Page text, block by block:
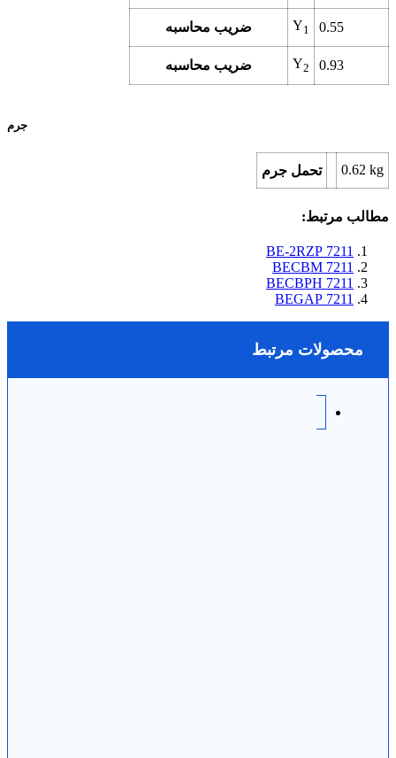
ضریب محاسبه Y1 0.55
ضریب محاسبه Y2 0.93
جرم
تحمل جرم 0.62 kg
مطالب مرتبط:
7211 BE-2RZP
7211 BECBM
7211 BECBPH
7211 BEGAP
محصولات مرتبط